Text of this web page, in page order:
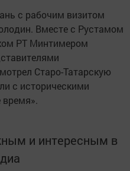
с рабочим визитом
Вместе с Рустамом
РТ Минтимером
Старо-Татарскую
с историческими
время».
и интересным в